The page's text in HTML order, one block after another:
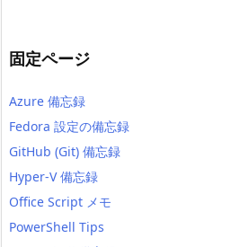
固定ページ
Azure 備忘録
Fedora 設定の備忘録
GitHub (Git) 備忘録
Hyper-V 備忘録
Office Script メモ
PowerShell Tips